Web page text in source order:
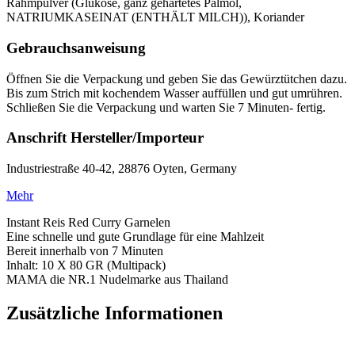
Rahmpulver (Glukose, ganz gehärtetes Palmöl,
NATRIUMKASEINAT (ENTHÄLT MILCH)), Koriander
Gebrauchsanweisung
Öffnen Sie die Verpackung und geben Sie das Gewürztütchen dazu.
Bis zum Strich mit kochendem Wasser auffüllen und gut umrühren.
Schließen Sie die Verpackung und warten Sie 7 Minuten- fertig.
Anschrift Hersteller/Importeur
Industriestraße 40-42, 28876 Oyten, Germany
Mehr
Instant Reis Red Curry Garnelen
Eine schnelle und gute Grundlage für eine Mahlzeit
Bereit innerhalb von 7 Minuten
Inhalt: 10 X 80 GR (Multipack)
MAMA die NR.1 Nudelmarke aus Thailand
Zusätzliche Informationen